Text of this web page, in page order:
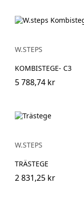
W.STEPS
KOMBISTEGE- C3
5 788,74 kr
W.STEPS
TRÄSTEGE
2 831,25 kr